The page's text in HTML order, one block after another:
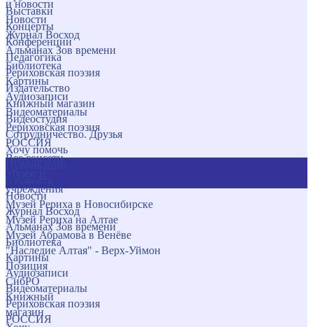
и новости
Новости
Журнал Восход
Альманах Зов времени
Библиотека
Картины
Аудиозаписи
Видеоматериалы
Рериховская поэзия
РОССИЯ
Все соцсети
учреждения
Музей Рериха в Новосибирске
Музей Рериха на Алтае
Музей Абрамова в Венёве
"Наследие Алтая" - Верх-Уймон
Позиция
СибРО
Книжный
магазин
Выставки
Концерты
Конференции
Педагогика
Рериховская поэзия
Издательство
Книжный магазин
Видеостудия
Сотрудничество. Друзья
Хочу помочь
Новости
Журнал Восход
Альманах Зов времени
Библиотека
Картины
Аудиозаписи
Видеоматериалы
Рериховская поэзия
РОССИЯ